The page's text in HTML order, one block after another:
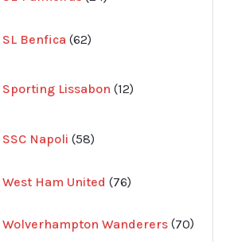
produkter
SL Benfica 62
produkter
Sporting Lissabon 12produkter
SSC Napoli 58
produkter
West Ham United 76
produkter
Wolverhampton Wanderers 70